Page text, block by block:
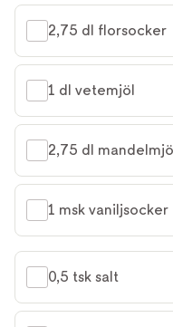
2,75 dl florsocker
1 dl vetemjöl
2,75 dl
1 msk vaniljsocker
0,5 tsk salt